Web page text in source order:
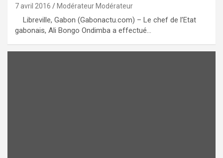
7 avril 2016 Modérateur Modérateur
Libreville, Gabon (Gabonactu.com) – Le chef de l’Etat
gabonais, Ali Bongo Ondimba a effectué…